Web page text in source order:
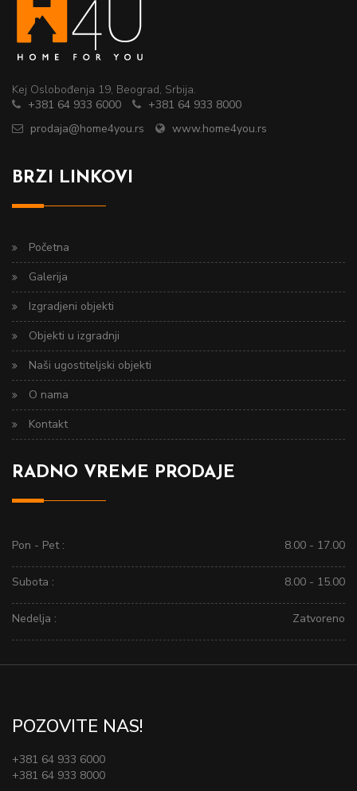
Kej Oslobođenja 19, Beograd, Srbija.
+381 64 933 6000
+381 64 933 8000
prodaja@home4you.rs
www.home4you.rs
BRZI LINKOVI
Početna
Galerija
Izgradjeni objekti
Objekti u izgradnji
Naši ugostiteljski objekti
O nama
Kontakt
RADNO VREME PRODAJE
Pon - Pet : 8.00 - 17.00
Subota : 8.00 - 15.00
Nedelja : Zatvoreno
POZOVITE NAS!
+381 64 933 6000
+381 64 933 8000